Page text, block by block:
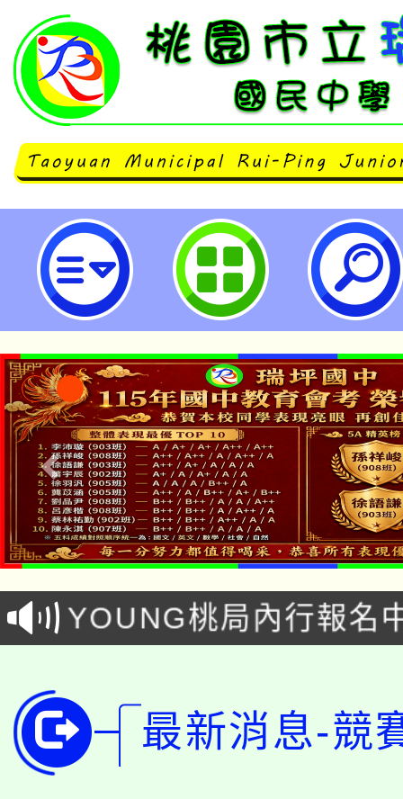
主旨：本公司訂於115年1月17日
於華山1914文創園區東2C、D棟
with EiM：彼岸之光，此岸之影
告周知，鼓勵師生及家長踴躍參與
外教學及其團體參觀之參考依據，
立瑞坪國民中學
「本色祭」8/29、30在
場熱烈登場!
8/21下午1時於龍潭區
徵才活動。
YOUNG桃局內行報名
局官網。
8月14至27日，桃園電
開!
115年桃園市運動會8/
田徑場及游泳池舉行。
桃園市低收入戶享有免
最新消息-競